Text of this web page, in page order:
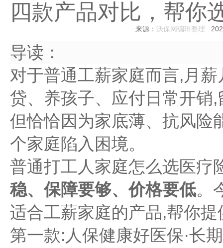
四款产品对比，帮你
来源： 沃保网编辑整理
导读：
对于普通工薪家庭而言,月
贷、养孩子、应付日常开销,
但恰恰因为家底薄、抗风险
个家庭陷入困境。
普通打工人家庭怎么选医疗
稳、保障要够、价格要低。
适合工薪家庭的产品,帮你
第一款:人保健康好医保·长